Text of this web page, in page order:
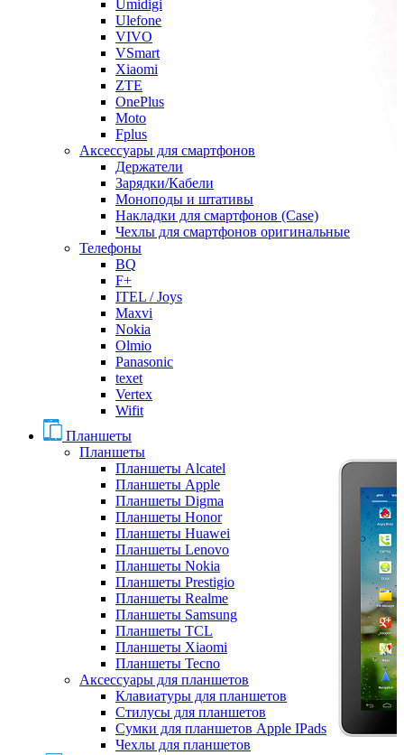
Umidigi
Ulefone
VIVO
VSmart
Xiaomi
ZTE
OnePlus
Moto
Fplus
Аксессуары для смартфонов
Держатели
Зарядки/Кабели
Моноподы и штативы
Накладки для смартфонов (Case)
Чехлы для смартфонов оригинальные
Телефоны
BQ
F+
ITEL / Joys
Maxvi
Nokia
Olmio
Panasonic
texet
Vertex
Wifit
Планшеты
Планшеты
Планшеты Alcatel
Планшеты Apple
Планшеты Digma
Планшеты Honor
Планшеты Huawei
Планшеты Lenovo
Планшеты Nokia
Планшеты Prestigio
Планшеты Realme
Планшеты Samsung
Планшеты TCL
Планшеты Xiaomi
Планшеты Tecno
Аксессуары для планшетов
Клавиатуры для планшетов
Стилусы для планшетов
Сумки для планшетов Apple IPads
Чехлы для планшетов